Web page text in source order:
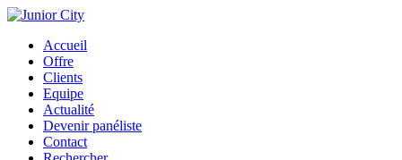
Accueil
Offre
Clients
Equipe
Actualité
Devenir panéliste
Contact